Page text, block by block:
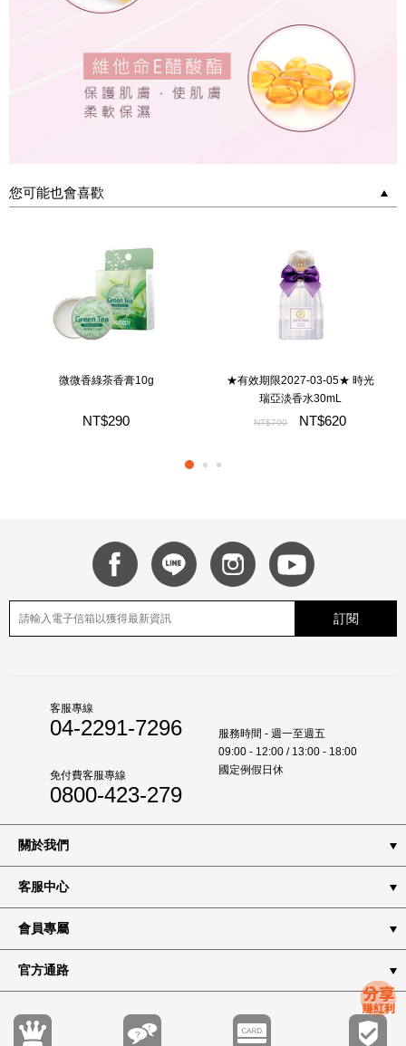
您可能也會喜歡
微微香綠茶香膏10g
NT$290
★有效期限2027-03-05★ 時光
瑞亞淡香水30mL
NT$790 NT$620
訂閱
客服專線
04-2291-7296
免付費客服專線
0800-423-279
服務時間 - 週一至週五
09:00 - 12:00 / 13:00 - 18:00
國定例假日休
關於我們
客服中心
會員專屬
官方通路